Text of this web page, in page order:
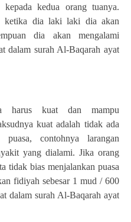
kedua orang tuanya.
ketika dia laki laki dia akan
dia akan mengalami
dalam surah Al-Baqarah ayat
harus kuat dan mampu
kuat adalah tidak ada
puasa, contohnya larangan
yang dialami. Jika orang
tidak bias menjalankan puasa
fidiyah sebesar 1 mud / 600
dalam surah Al-Baqarah ayat